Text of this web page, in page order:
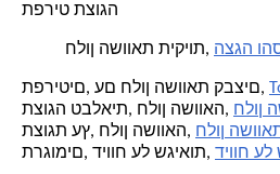
תפריט תצוגה
חלון השוואת תיקיות, קבצים
תפריטים, עם חלון השוואת קבצים,
תצוגה טבלאית, חלון השוואה,
תצוגת עץ, חלון השוואה, תיקיות
תרגומים, דיווח על שגיאות, בתרגום